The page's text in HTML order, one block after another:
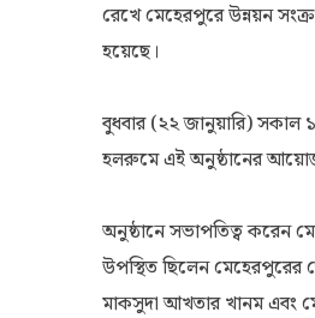
রেখে মেহেরপুরে উন্নয়ন
হয়েছে।
বুধবার (২২ জানুয়ারি) সকাল
হলরুমে এই অনুষ্ঠানের
অনুষ্ঠানে সভাপতিত্ব করেন
উপস্থিত ছিলেন মেহেরপুরের
মাকসুদা আখতার খানম এবং